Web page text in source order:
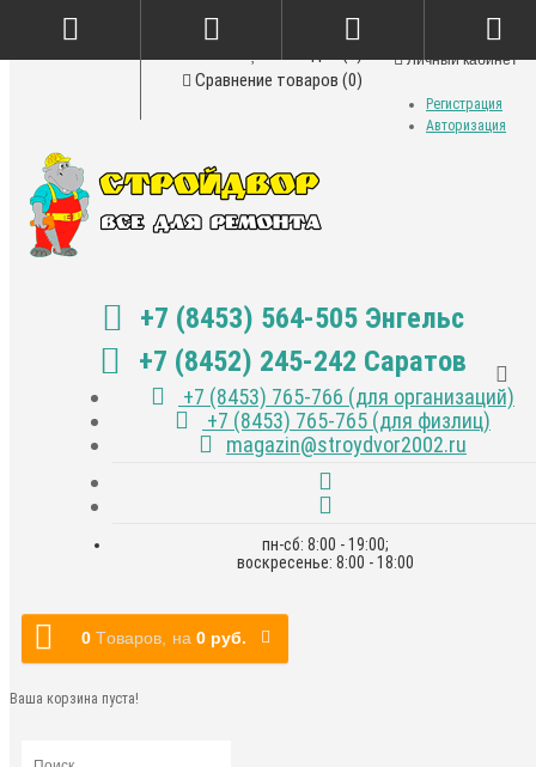
Личный кабинет
Регистрация
Авторизация
Сравнение товаров (0)
+7 (8453) 564-505 Энгельс
+7 (8452) 245-242 Саратов
+7 (8453) 765-766 (для организаций)
+7 (8453) 765-765 (для физлиц)
magazin@stroydvor2002.ru
пн-сб: 8:00 - 19:00;
воскресенье: 8:00 - 18:00
0 Tоваров, на 0 руб.
Ваша корзина пуста!